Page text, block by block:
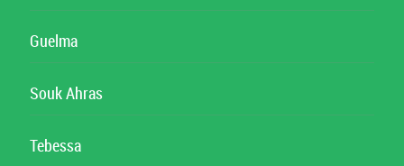
Guelma
Souk Ahras
Tebessa